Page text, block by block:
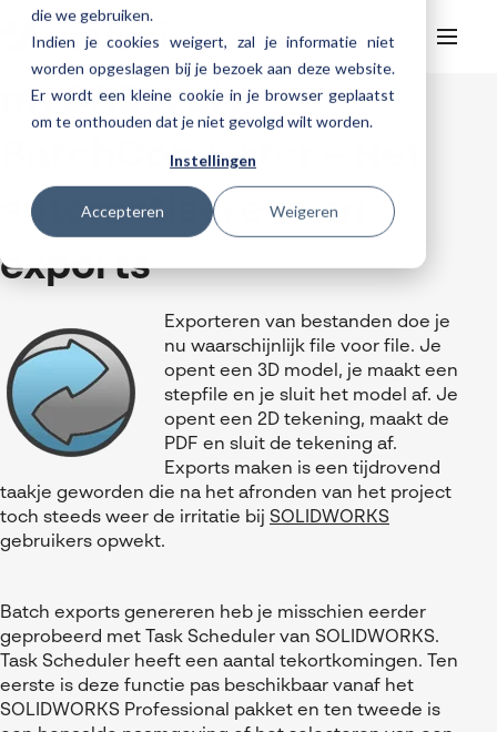
die we gebruiken.
Indien je cookies weigert, zal je informatie niet
worden opgeslagen bij je bezoek aan deze website.
Er wordt een kleine cookie in je browser geplaatst
om te onthouden dat je niet gevolgd wilt worden.
Instellingen
Accepteren Weigeren
HelpdeskWebinars
SOLIDWORKS Design
AI in SOLIDWORKS Design
SOLIDWORKS Design Ultimate
CATIA
nTopology
DriveWorks
DraftSight
Manufacturing
DELMIA
Databeheer & PLM
Visiativ PLM
ENOVIA
3DEXPERIENCE Cloud Simulation
SOLIDWORKS Simulation
Consultancy diensten
Meer
SOLIDWORKS Composer
SOLIDWORKS Visualize
SOLIDWORKS Electrical
Visiativ Customer Service
Spare Parts Platform
CATIA Composer
Cloud services for SOLIDWORKS
Trainingen
Trainingskalender
Helpdesk
My Visiativ Login
Onderhoudscontract SOLIDWORKS
Download SOLIDWORKS 2025
Over Visiativ
Werken bij Visiativ
Nieuws
Evenementen
MyCAD Day 2026
Referenties
Acties en promoties
FAQs SOLIDWORKS
Downloads
Contact
myCADtools
BatchConverter – Het
automatiseren van
exports
Exporteren van bestanden doe je
nu waarschijnlijk file voor file. Je
opent een 3D model, je maakt een
stepfile en je sluit het model af. Je
opent een 2D tekening, maakt de
PDF en sluit de tekening af.
Exports maken is een tijdrovend
taakje geworden die na het afronden van het project
toch steeds weer de irritatie bij SOLIDWORKS
gebruikers opwekt.
Batch exports genereren heb je misschien eerder
geprobeerd met Task Scheduler van SOLIDWORKS.
Task Scheduler heeft een aantal tekortkomingen. Ten
eerste is deze functie pas beschikbaar vanaf het
SOLIDWORKS Professional pakket en ten tweede is